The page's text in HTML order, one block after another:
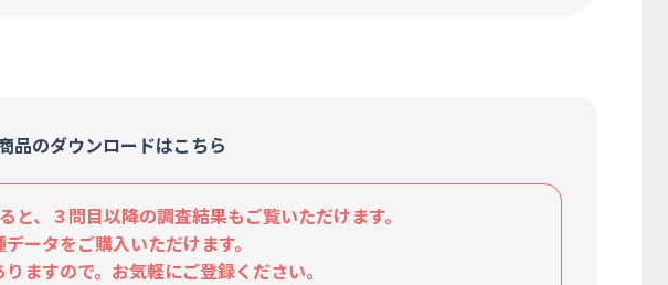
品のダウンロードはこちら
と、３問目以降の調査結果もご覧いただけます。
ータをご購入いただけます。
ますので。お気軽にご登録ください。